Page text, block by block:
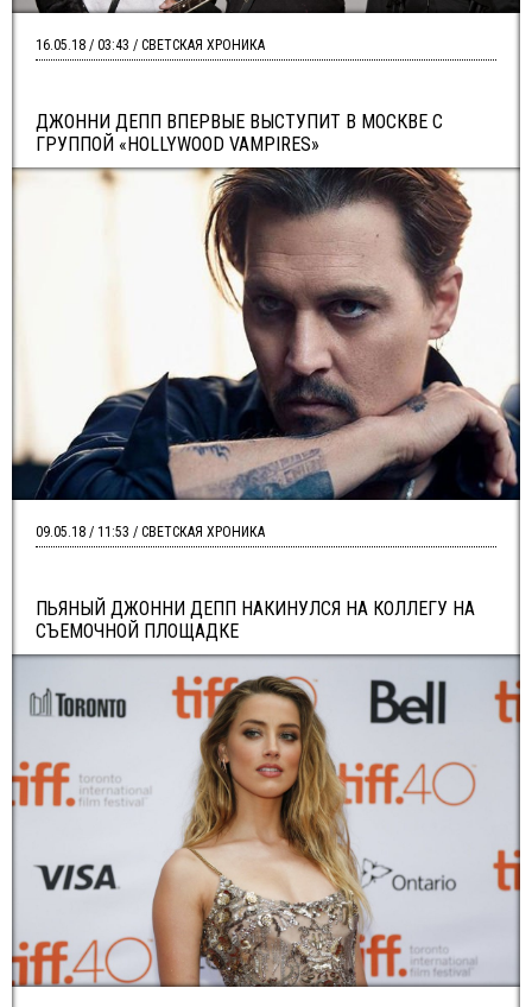
ДЖОННИ ДЕПП ВПЕРВЫЕ ВЫСТУПИТ В МОСКВЕ С
ГРУППОЙ «HOLLYWOOD VAMPIRES»
16.05.18 / 03:43 / СВЕТСКАЯ ХРОНИКА
ПЬЯНЫЙ ДЖОННИ ДЕПП НАКИНУЛСЯ НА КОЛЛЕГУ НА
СЪЕМОЧНОЙ ПЛОЩАДКЕ
09.05.18 / 11:53 / СВЕТСКАЯ ХРОНИКА